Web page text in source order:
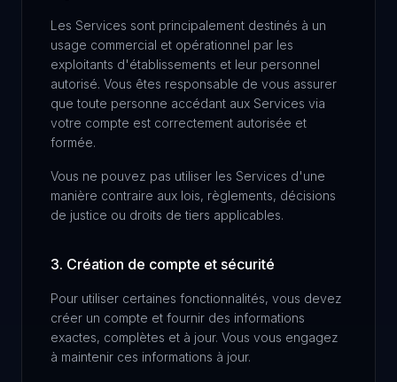
Les Services sont principalement destinés à un
usage commercial et opérationnel par les
exploitants d'établissements et leur personnel
autorisé. Vous êtes responsable de vous assurer
que toute personne accédant aux Services via
votre compte est correctement autorisée et
formée.
Vous ne pouvez pas utiliser les Services d'une
manière contraire aux lois, règlements, décisions
de justice ou droits de tiers applicables.
3. Création de compte et sécurité
Pour utiliser certaines fonctionnalités, vous devez
créer un compte et fournir des informations
exactes, complètes et à jour. Vous vous engagez
à maintenir ces informations à jour.